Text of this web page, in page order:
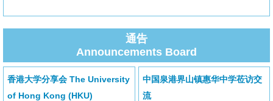
通告
Announcements Board
香港大学分享会 The University
of Hong Kong (HKU)
中国泉港界山镇惠华中学莅访交
流